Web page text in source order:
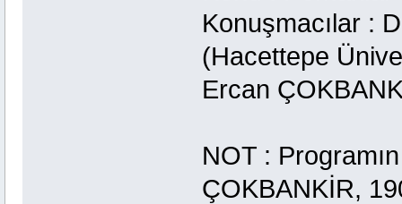
Konuşmacılar :
(Hacettepe
Ercan
NOT :
ÇOKBANKİR,